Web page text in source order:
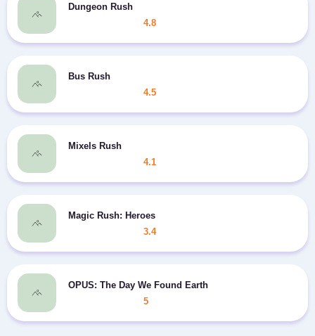
Dungeon Rush
4.8
Bus Rush
4.5
Mixels Rush
4.1
Magic Rush: Heroes
3.4
OPUS: The Day We Found Earth
5